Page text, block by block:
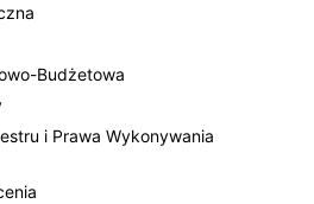
Budżetowa
i Prawa Wykonywania